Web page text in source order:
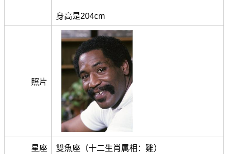
身高是204cm
照片
星座 雙魚座（十二生肖属相：雞）